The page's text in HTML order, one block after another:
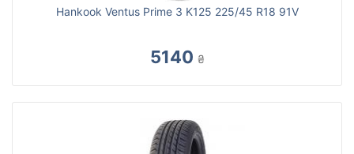
Hankook Ventus Prime 3 K125 225/45 R18 91V
5140 ₴